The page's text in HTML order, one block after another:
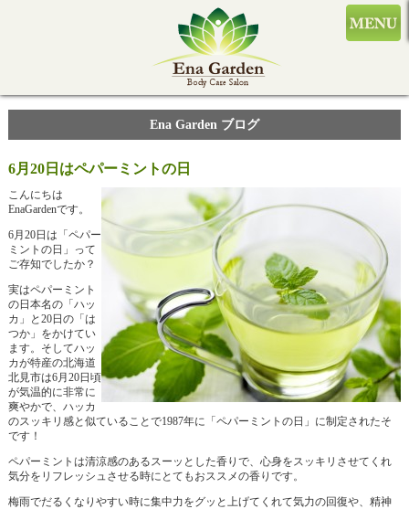
Ena Garden ブログ
6月20日はペパーミントの日
こんにちは
EnaGardenです。
6月20日は「ペパー
ミントの日」って
ご存知でしたか？
実はペパーミント
の日本名の「ハッ
カ」と20日の「は
つか」をかけてい
ます。そしてハッ
カが特産の北海道
北見市は6月20日頃
が気温的に非常に
爽やかで、ハッカ
のスッキリ感と似ていることで1987年に「ペパーミントの日」に制定されたそ
です！
ペパーミントは清涼感のあるスーッとした香りで、心身をスッキリさせてくれ
気分をリフレッシュさせる時にとてもおススメの香りです。
梅雨でだるくなりやすい時に集中力をグッと上げてくれて気力の回復や、精神